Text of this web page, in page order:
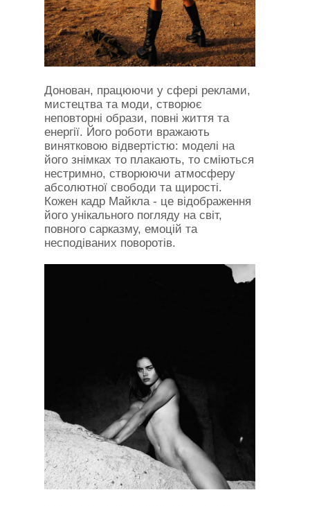
Донован, працюючи у сфері реклами,
мистецтва та моди, створює
неповторні образи, повні життя та
енергії. Його роботи вражають
винятковою відвертістю: моделі на
його знімках то плакають, то сміються
нестримно, створюючи атмосферу
абсолютної свободи та щирості.
Кожен кадр Майкла - це відображення
його унікального погляду на світ,
повного сарказму, емоцій та
несподіваних поворотів.